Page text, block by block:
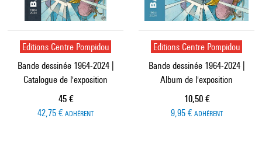
Editions Centre Pompidou
Bande dessinée 1964-2024 |
Catalogue de l'exposition
Prix ​​actuel
45 €
42,75 € ADHÉRENT
Editions Centre Pompidou
Bande dessinée 1964-2024 |
Album de l'exposition
Prix ​​actuel
10,50 €
9,95 € ADHÉRENT